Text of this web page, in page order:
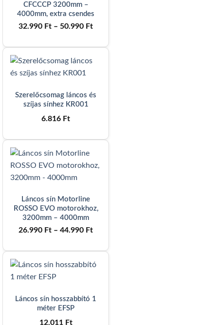
CFCCCP 3200mm –
4000mm, extra csendes
32.990 Ft – 50.990 FtÁrtartomány:
50.990 Ft
Szerelőcsomag láncos és
szíjas sínhez KR001
6.816 Ft
Láncos sín Motorline
ROSSO EVO motorokhoz,
3200mm – 4000mm
26.990 Ft – 44.990 FtÁrtartomány:
44.990 Ft
Láncos sín hosszabbító 1
méter EFSP
12.011 Ft